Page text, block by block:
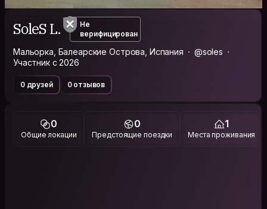
SoleS L.
Не
верифицирован
Мальорка, Балеарские Острова, Испания
@soles
Участник с 2026
0 друзей 0 отзывов
0
Общие локации
0
Предстоящие поездки
1
Места проживания